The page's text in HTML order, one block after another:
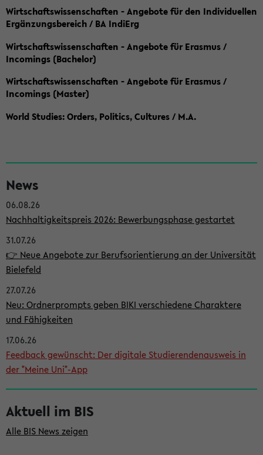
Wirtschaftswissenschaften - Angebote für den Individuellen
Ergänzungsbereich / BA IndiErg
Wirtschaftswissenschaften - Angebote für Erasmus /
Incomings (Bachelor)
Wirtschaftswissenschaften - Angebote für Erasmus /
Incomings (Master)
World Studies: Orders, Politics, Cultures / M.A.
e
i
t
e
n
l
e
i
s
t
e
News
06.08.26
Nachhaltigkeitspreis 2026: Bewerbungsphase gestartet
31.07.26
👉 Neue Angebote zur Berufsorientierung an der Universität
Bielefeld
27.07.26
Neu: Ordnerprompts geben BIKI verschiedene Charaktere
und Fähigkeiten
17.06.26
Feedback gewünscht: Der digitale Studierendenausweis in
der "Meine Uni"-App
Aktuell im BIS
Alle BIS News zeigen